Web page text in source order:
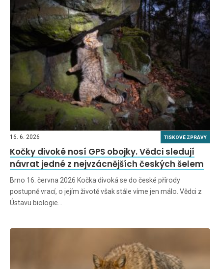
16. 6. 2026 TISKOVÉ ZPRÁVY
Kočky divoké nosí GPS obojky. Vědci sledují
návrat jedné z nejvzácnějších českých šelem
Brno 16. června 2026 Kočka divoká se do české přírody
postupně vrací, o jejím životě však stále víme jen málo. Vědci z
Ústavu biologie…